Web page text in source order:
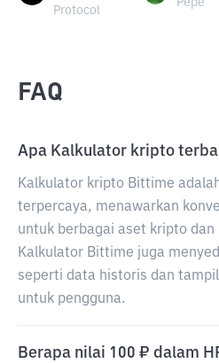
Protocol
Pepe
FAQ
Apa Kalkulator kripto
Kalkulator kripto Bittime
terpercaya, menawarkan
untuk berbagai aset kripto dan
Kalkulator Bittime juga
seperti data historis dan
untuk pengguna.
Berapa nilai 100 ₽ dalam